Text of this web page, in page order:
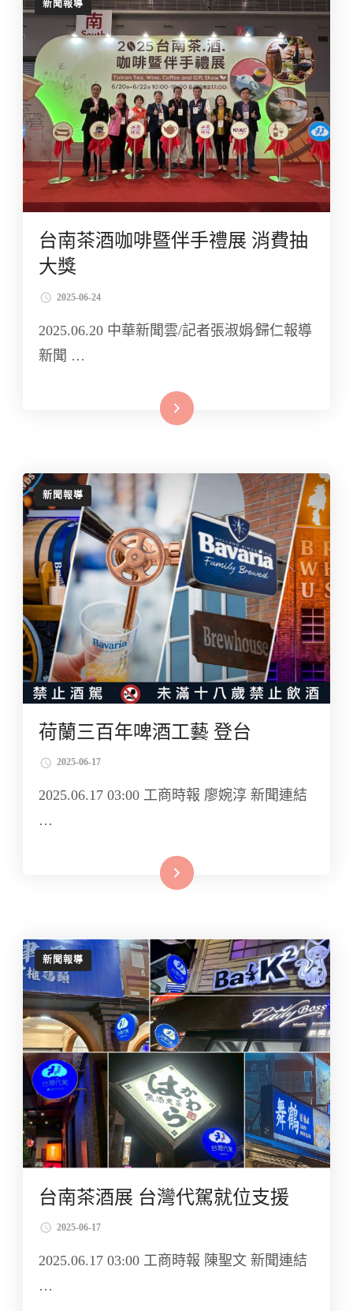
新聞報導
台南茶酒咖啡暨伴手禮展 消費抽
大獎
2025-06-24
2025.06.20 中華新聞雲/記者張淑娟∕歸仁報導
新聞 …
Read More
新聞報導
荷蘭三百年啤酒工藝 登台
2025-06-17
2025.06.17 03:00 工商時報 廖婉淳 新聞連結
…
Read More
新聞報導
台南茶酒展 台灣代駕就位支援
2025-06-17
2025.06.17 03:00 工商時報 陳聖文 新聞連結
…